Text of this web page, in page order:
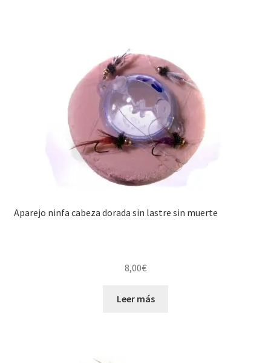
Aparejo ninfa cabeza dorada sin lastre sin muerte
8,00€
Leer más